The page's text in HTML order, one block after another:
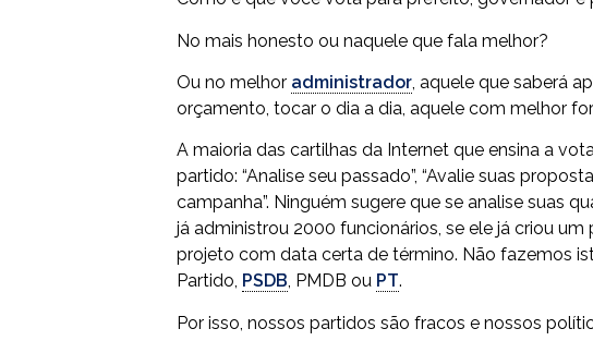
No mais honesto ou naquele que fala melhor?
Ou no melhor administrador, aquele que saberá
orçamento, tocar o dia a dia, aquele com melhor
A maioria das cartilhas da Internet que ensina a
partido: “Analise seu passado”, “Avalie suas
campanha”. Ninguém sugere que se analise suas
já administrou 2000 funcionários, se ele já criou
projeto com data certa de término. Não fazemos
Partido, PSDB, PMDB ou PT.
Por isso, nossos partidos são fracos e nossos